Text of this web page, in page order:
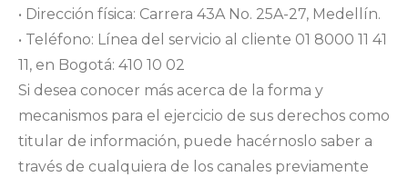
• Dirección física: Carrera 43A No. 25A-27, Medellín.
• Teléfono: Línea del servicio al cliente 01 8000 11 41
11, en Bogotá: 410 10 02
Si desea conocer más acerca de la forma y
mecanismos para el ejercicio de sus derechos como
titular de información, puede hacérnoslo saber a
través de cualquiera de los canales previamente